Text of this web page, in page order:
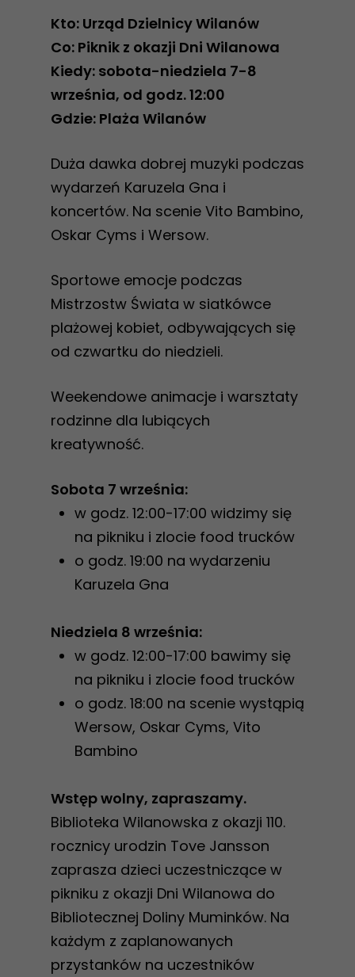
Kto: Urząd Dzielnicy Wilanów
Co: Piknik z okazji Dni Wilanowa
Kiedy: sobota-niedziela 7-8
września, od godz. 12:00
Gdzie: Plaża Wilanów
Duża dawka dobrej muzyki podczas
wydarzeń Karuzela Gna i
koncertów. Na scenie Vito Bambino,
Oskar Cyms i Wersow.
Sportowe emocje podczas
Mistrzostw Świata w siatkówce
plażowej kobiet, odbywających się
od czwartku do niedzieli.
Weekendowe animacje i warsztaty
rodzinne dla lubiących
kreatywność.
Sobota 7 września:
w godz. 12:00-17:00 widzimy się
na pikniku i zlocie food trucków
o godz. 19:00 na wydarzeniu
Karuzela Gna
Niedziela 8 września:
w godz. 12:00-17:00 bawimy się
na pikniku i zlocie food trucków
o godz. 18:00 na scenie wystąpią
Wersow, Oskar Cyms, Vito
Bambino
Wstęp wolny, zapraszamy.
Biblioteka Wilanowska z okazji 110.
rocznicy urodzin Tove Jansson
zaprasza dzieci uczestniczące w
pikniku z okazji Dni Wilanowa do
Bibliotecznej Doliny Muminków. Na
każdym z zaplanowanych
przystanków na uczestników